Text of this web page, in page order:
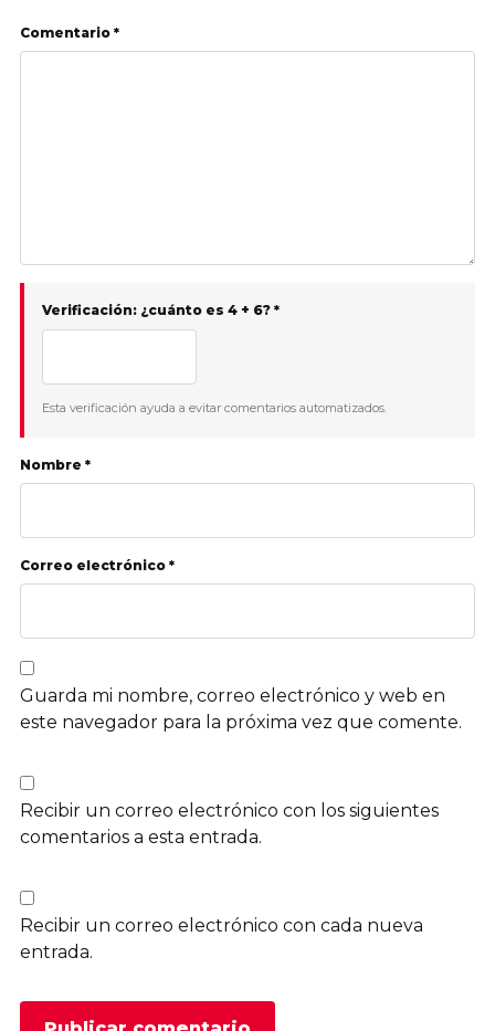
Comentario *
Verificación: ¿cuánto es 4 + 6? *
Esta verificación ayuda a evitar comentarios automatizados.
Nombre *
Correo electrónico *
Guarda mi nombre, correo electrónico y web en
este navegador para la próxima vez que comente.
Recibir un correo electrónico con los siguientes
comentarios a esta entrada.
Recibir un correo electrónico con cada nueva
entrada.